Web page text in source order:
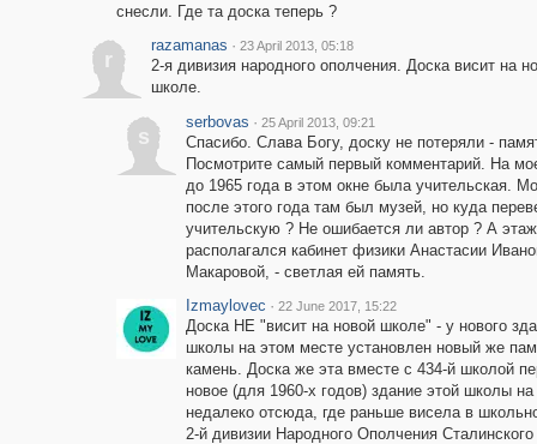
снесли. Где та доска теперь ?
r
razamanas · 23 April 2013, 05:18
2-я дивизия народного ополчения. Доска висит на
школе.
s
serbovas · 25 April 2013, 09:21
Спасибо. Слава Богу, доску не потеряли -
Посмотрите самый первый комментарий. На
до 1965 года в этом окне была учительская.
после этого года там был музей, но куда
учительскую ? Не ошибается ли автор ? А
располагался кабинет физики Анастасии
Макаровой, - светлая ей память.
Izmaylovec · 22 June 2017, 15:22
Доска НЕ "висит на новой школе" - у нового
школы на этом месте установлен новый же
камень. Доска же эта вместе с 434-й школой
новое (для 1960-х годов) здание этой школы
недалеко отсюда, где раньше висела в
2-й дивизии Народного Ополчения Сталинского